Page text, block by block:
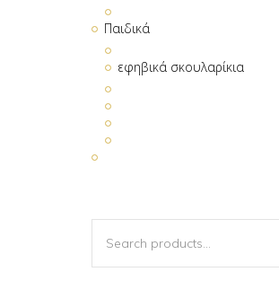
Παιδικά
εφηβικά σκουλαρίκια
FOR: